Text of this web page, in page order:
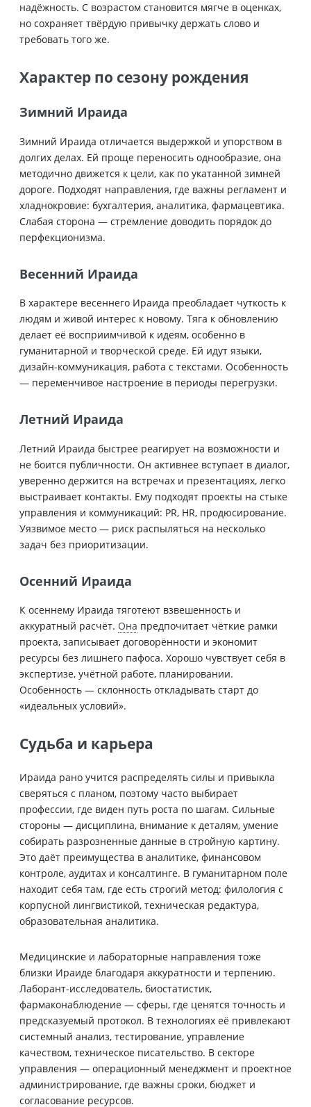
надёжность. С возрастом становится мягче в оценках,
но сохраняет твёрдую привычку держать слово и
требовать того же.
Характер по сезону рождения
Зимний Ираида
Зимний Ираида отличается выдержкой и упорством в
долгих делах. Ей проще переносить однообразие, она
методично движется к цели, как по укатанной зимней
дороге. Подходят направления, где важны регламент и
хладнокровие: бухгалтерия, аналитика, фармацевтика.
Слабая сторона — стремление доводить порядок до
перфекционизма.
Весенний Ираида
В характере весеннего Ираида преобладает чуткость к
людям и живой интерес к новому. Тяга к обновлению
делает её восприимчивой к идеям, особенно в
гуманитарной и творческой среде. Ей идут языки,
дизайн-коммуникация, работа с текстами. Особенность
— переменчивое настроение в периоды перегрузки.
Летний Ираида
Летний Ираида быстрее реагирует на возможности и
не боится публичности. Он активнее вступает в диалог,
уверенно держится на встречах и презентациях, легко
выстраивает контакты. Ему подходят проекты на стыке
управления и коммуникаций: PR, HR, продюсирование.
Уязвимое место — риск распыляться на несколько
задач без приоритизации.
Осенний Ираида
К осеннему Ираида тяготеют взвешенность и
аккуратный расчёт. Она предпочитает чёткие рамки
проекта, записывает договорённости и экономит
ресурсы без лишнего пафоса. Хорошо чувствует себя в
экспертизе, учётной работе, планировании.
Особенность — склонность откладывать старт до
«идеальных условий».
Судьба и карьера
Ираида рано учится распределять силы и привыкла
сверяться с планом, поэтому часто выбирает
профессии, где виден путь роста по шагам. Сильные
стороны — дисциплина, внимание к деталям, умение
собирать разрозненные данные в стройную картину.
Это даёт преимущества в аналитике, финансовом
контроле, аудитах и консалтинге. В гуманитарном поле
находит себя там, где есть строгий метод: филология с
корпусной лингвистикой, техническая редактура,
образовательная аналитика.
Медицинские и лабораторные направления тоже
близки Ираиде благодаря аккуратности и терпению.
Лаборант-исследователь, биостатистик,
фармаконаблюдение — сферы, где ценятся точность и
предсказуемый протокол. В технологиях её привлекают
системный анализ, тестирование, управление
качеством, техническое писательство. В секторе
управления — операционный менеджмент и проектное
администрирование, где важны сроки, бюджет и
согласование ресурсов.